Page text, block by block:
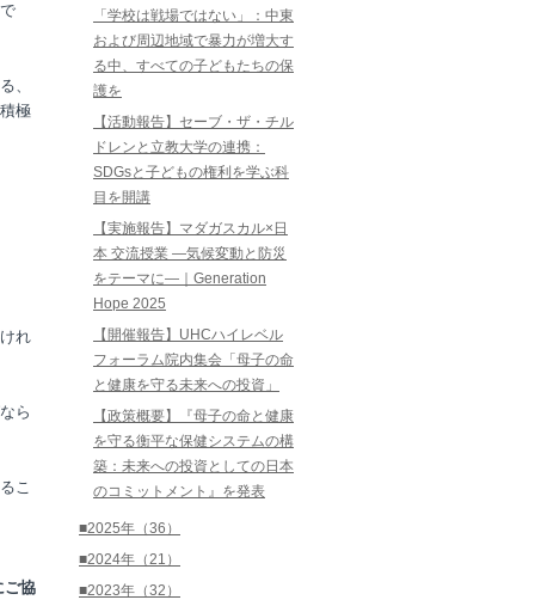
、
極
れ
ら
こ
ご協
「学校は戦場ではない」：中東
および周辺地域で暴力が増大す
る中、すべての子どもたちの保
護を
【活動報告】セーブ・ザ・チル
ドレンと立教大学の連携：
SDGsと子どもの権利を学ぶ科
目を開講
【実施報告】マダガスカル×日
本 交流授業 ―気候変動と防災
をテーマに―｜Generation
Hope 2025
【開催報告】UHCハイレベル
フォーラム院内集会「母子の命
と健康を守る未来への投資」
【政策概要】『母子の命と健康
を守る衡平な保健システムの構
築：未来への投資としての日本
のコミットメント』を発表
■2025年（36）
■2024年（21）
■2023年（32）